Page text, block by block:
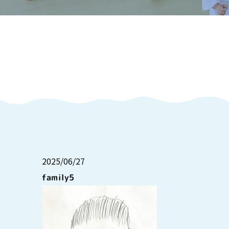
2025/06/27
family5